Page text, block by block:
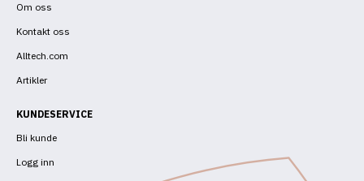
Om oss
Kontakt oss
Alltech.com
Artikler
KUNDESERVICE
Bli kunde
Logg inn